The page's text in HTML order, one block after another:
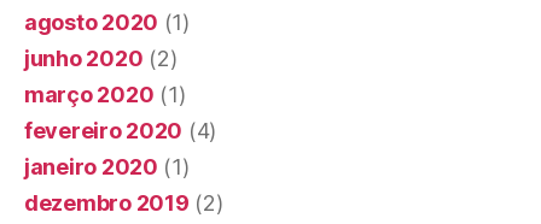
agosto 2020 (1)
junho 2020 (2)
março 2020 (1)
fevereiro 2020 (4)
janeiro 2020 (1)
dezembro 2019 (2)